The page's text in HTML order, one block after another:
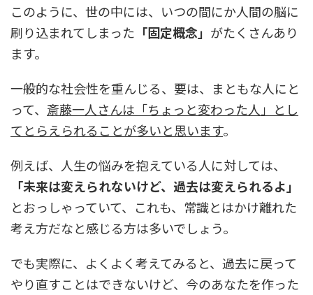
このように、世の中には、いつの間にか人間の脳に
刷り込まれてしまった 「固定概念」 がたくさんあり
ます。
一般的な社会性を重んじる、要は、まともな人にと
って、 斎藤一人さんは「ちょっと変わった人」とし
てとらえられることが多いと思います。
例えば、人生の悩みを抱えている人に対しては、
「未来は変えられないけど、過去は変えられるよ」
とおっしゃっていて、これも、常識とはかけ離れた
考え方だなと感じる方は多いでしょう。
でも実際に、よくよく考えてみると、過去に戻って
やり直すことはできないけど、今のあなたを作った